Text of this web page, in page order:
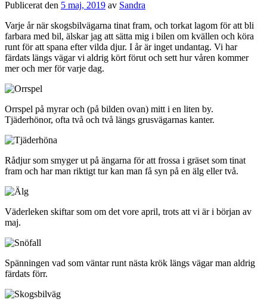
Publicerat den 5 maj, 2019 av Sandra
Varje år när skogsbilvägarna tinat fram, och torkat lagom för att bli
farbara med bil, älskar jag att sätta mig i bilen om kvällen och köra
runt för att spana efter vilda djur. I år är inget undantag. Vi har
färdats längs vägar vi aldrig kört förut och sett hur våren kommer
mer och mer för varje dag.
Orrspel på myrar och (på bilden ovan) mitt i en liten by.
Tjäderhönor, ofta två och två längs grusvägarnas kanter.
Rådjur som smyger ut på ängarna för att frossa i gräset som tinat
fram och har man riktigt tur kan man få syn på en älg eller två.
Väderleken skiftar som om det vore april, trots att vi är i början av
maj.
Spänningen vad som väntar runt nästa krök längs vägar man aldrig
färdats förr.